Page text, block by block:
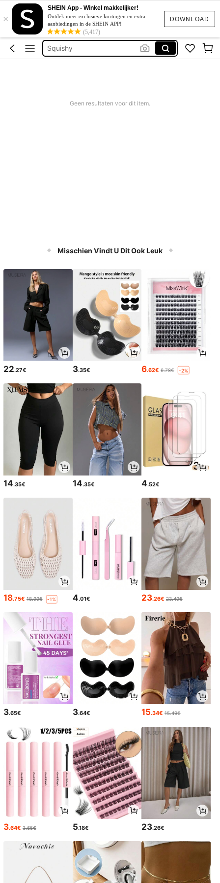
DOWNLOAD
×
SHEIN App - Winkel makkelijker!
Ontdek meer exclusieve kortingen en extra
aanbiedingen in de SHEIN APP!
(5,417)
Corrigerend Badpak
Katoen
Squishy
Bikini
Geen resultaten voor dit item.
Misschien Vindt U Dit Ook Leuk
22.27€ 3.35€ 6.62€ 6.78€ -2%
14.35€ 14.35€ 4.52€
18.75€ 18.99€ -1% 4.01€ 23.26€ 23.49€
3.65€ 3.64€ 15.34€ 15.49€
3.64€ 3.65€ 5.18€ 23.26€